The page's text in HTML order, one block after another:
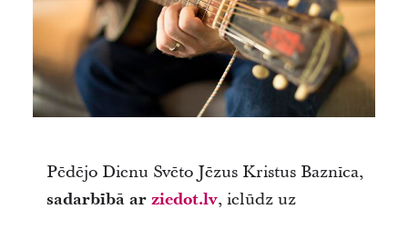
Pēdējo Dienu Svēto Jēzus Kristus Baznīca,
sadarbībā ar ziedot.lv, ielūdz uz